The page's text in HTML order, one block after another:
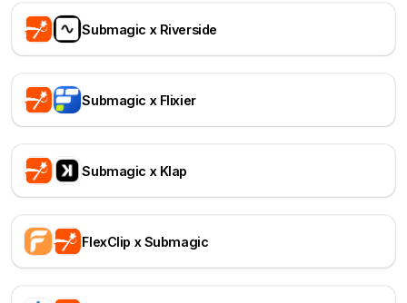
Submagic x Riverside
Submagic x Flixier
Submagic x Klap
FlexClip x Submagic